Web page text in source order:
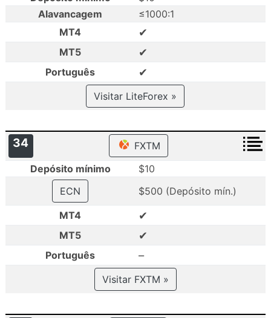
Alavancagem
≤1000:1
MT4
✔
MT5 ✔
Português ✔
Visitar LiteForex »
34
FXTM
Depósito mínimo
$10
ECN
$500 (Depósito mín.)
MT4
✔
MT5 ✔
Português –
Visitar FXTM »